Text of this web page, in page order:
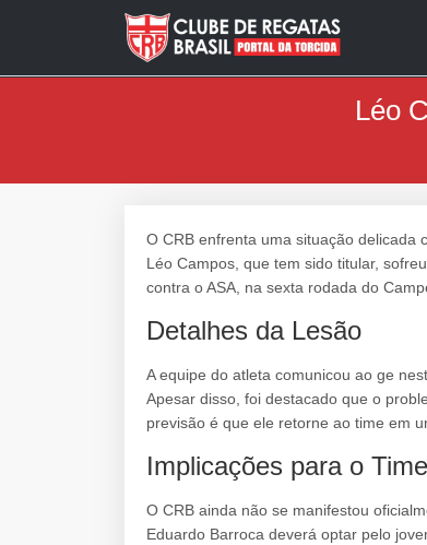
Léo
O CRB enfrenta uma situação delicada
Léo Campos, que tem sido titular,
contra o ASA, na sexta rodada do
Detalhes da Lesão
A equipe do atleta comunicou ao ge
Apesar disso, foi destacado que o
previsão é que ele retorne ao time em
Implicações para o Time
O CRB ainda não se manifestou
Eduardo Barroca deverá optar pelo